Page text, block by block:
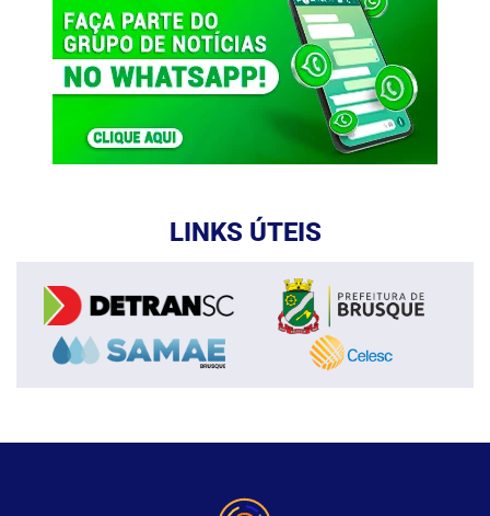
LINKS ÚTEIS